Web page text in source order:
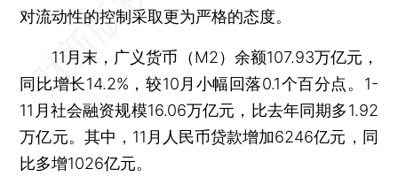
对流动性的控制采取更为严格的态度。
11月末，广义货币（M2）余额107.93万亿元，
同比增长14.2%，较10月小幅回落0.1个百分点。1-
11月社会融资规模16.06万亿元，比去年同期多1.92
万亿元。其中，11月人民币贷款增加6246亿元，同
比多增1026亿元。